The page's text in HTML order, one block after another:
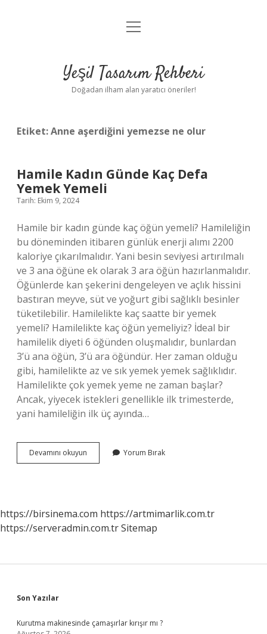
Anasayfa
Yasal Uyarı
menüyü
Yeşil Tasarım Rehberi
Doğadan ilham alan yaratıcı öneriler!
Etiket:Anne aşerdiğini yemezse ne olur
Hamile Kadın Günde Kaç Defa
Yemek Yemeli
Tarih: Ekim 9, 2024
Hamile bir kadın günde kaç öğün yemeli? Hamileliğin
bu döneminden itibaren günlük enerji alımı 2200
kaloriye çıkarılmalıdır. Yani besin seviyesi artırılmalı
ve 3 ana öğüne ek olarak 3 ara öğün hazırlanmalıdır.
Öğünlerde kan şekerini dengeleyen ve açlık hissini
bastıran meyve, süt ve yoğurt gibi sağlıklı besinler
tüketilebilir. Hamilelikte kaç saatte bir yemek
yemeli? Hamilelikte kaç öğün yemeliyiz? İdeal bir
hamilelik diyeti 6 öğünden oluşmalıdır, bunlardan
3’ü ana öğün, 3’ü ara öğündür. Her zaman olduğu
gibi, hamilelikte az ve sık yemek yemek sağlıklıdır.
Hamilelikte çok yemek yeme ne zaman başlar?
Ancak, yiyecek istekleri genellikle ilk trimesterde,
yani hamileliğin ilk üç ayında…
Devamını okuyun
Kadın
Yemeli
Yorum Bırak
https://birsinema.com https://artmimarlik.com.tr
https://serveradmin.com.trSitemap
Sidebar
Son Yazılar
Kurutma makinesinde çamaşırlar kırışır mı ?